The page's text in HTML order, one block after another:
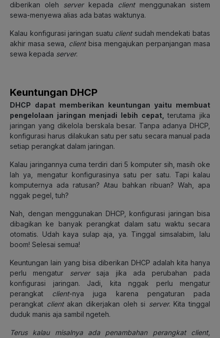
diberikan oleh server kepada client menggunakan sistem
sewa-menyewa alias ada batas waktunya.
Kalau konfigurasi jaringan suatu client sudah mendekati batas
akhir masa sewa, client bisa mengajukan perpanjangan masa
sewa kepada server.
Keuntungan DHCP
DHCP dapat memberikan keuntungan yaitu membuat
pengelolaan jaringan menjadi lebih cepat,terutama jika
jaringan yang dikelola berskala besar. Tanpa adanya DHCP,
konfigurasi harus dilakukan satu per satu secara manual pada
setiap perangkat dalam jaringan.
Kalau jaringannya cuma terdiri dari 5 komputer sih, masih oke
lah ya, mengatur konfigurasinya satu per satu. Tapi kalau
komputernya ada ratusan? Atau bahkan ribuan? Wah, apa
nggak pegel, tuh?
Nah, dengan menggunakan DHCP, konfigurasi jaringan bisa
dibagikan ke banyak perangkat dalam satu waktu secara
otomatis. Udah kaya sulap aja, ya. Tinggal simsalabim, lalu
boom! Selesai semua!
Keuntungan lain yang bisa diberikan DHCP adalah kita hanya
perlu mengatur server saja jika ada perubahan pada
konfigurasi jaringan. Jadi, kita nggak perlu mengatur
perangkat client-nya juga karena pengaturan pada
perangkat client akan dikerjakan oleh si server. Kita tinggal
duduk manis aja sambil ngeteh.
Terus kalau misalnya ada penambahan perangkat client,